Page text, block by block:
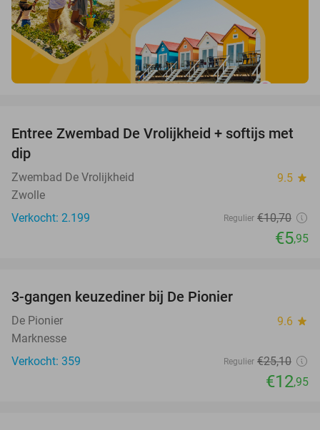
44%
Entree Zwembad De Vrolijkheid + softijs met
dip
Zwembad De Vrolijkheid 9.5 star
Zwolle
Verkocht: 2.199
Regulier €10,70
€5,95
3-gangen keuzediner bij De Pionier
De Pionier 9.6 star
Marknesse
Verkocht: 359
Regulier €25,10
€12,95